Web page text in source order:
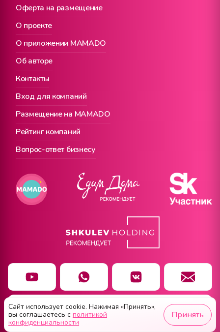
О проекте
Вход для компаний
О приложении MAMADO
Размещение на MAMADO
Об авторе
Рейтинг компаний
Оферта на размещение
Контакты
Вопрос-ответ бизнесу
Чат заботы
Сайт использует cookie. Нажимая «Принять»,
вы соглашаетесь с политикой
конфиденциальности
Принять